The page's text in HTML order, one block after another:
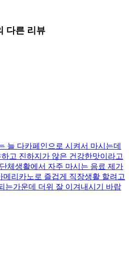
다른 리뷰
늘 다카페인으로 시켜서 마시는데
고 진하지가 않은 건강한맛이라고
체생활에서 자주 마시는 음료 제가
리카노로 즐겁게 직장생활 할려고
는가운데 더위 잘 이겨내시기 바랍